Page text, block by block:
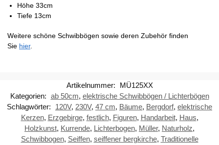
Höhe 33cm
Tiefe 13cm
Weitere schöne Schwibbögen sowie deren Zubehör finden
Sie hier.
Artikelnummer:
MÜ125XX
Kategorien: ab 50cm, elektrische Schwibbögen / Lichterbögen
Schlagwörter:
120V, 230V, 47 cm, Bäume, Bergdorf, elektrische
Kerzen, Erzgebirge, festlich, Figuren, Handarbeit, Haus,
Holzkunst, Kurrende, Lichterbogen, Müller, Naturholz,
Schwibbogen, Seiffen, seiffener bergkirche, Traditionelle